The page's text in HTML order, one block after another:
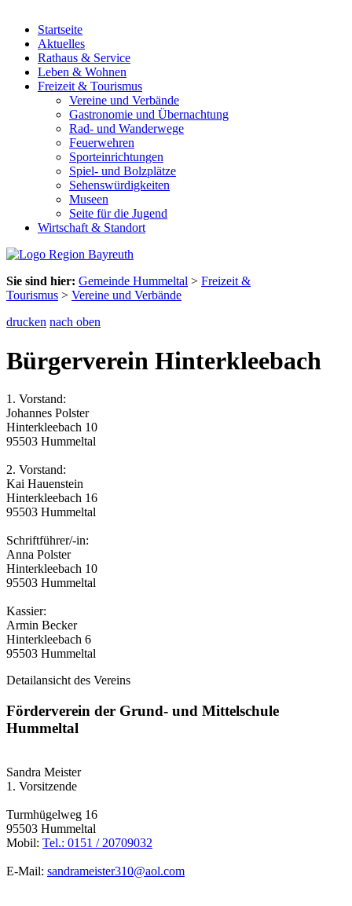
Startseite
Aktuelles
Rathaus & Service
Leben & Wohnen
Freizeit & Tourismus
Vereine und Verbände
Gastronomie und Übernachtung
Rad- und Wanderwege
Feuerwehren
Sporteinrichtungen
Spiel- und Bolzplätze
Sehenswürdigkeiten
Museen
Seite für die Jugend
Wirtschaft & Standort
Sie sind hier: Gemeinde Hummeltal > Freizeit &
Tourismus > Vereine und Verbände
drucken nach oben
Bürgerverein Hinterkleebach
1. Vorstand:
Johannes Polster
Hinterkleebach 10
95503 Hummeltal
2. Vorstand:
Kai Hauenstein
Hinterkleebach 16
95503 Hummeltal
Schriftführer/-in:
Anna Polster
Hinterkleebach 10
95503 Hummeltal
Kassier:
Armin Becker
Hinterkleebach 6
95503 Hummeltal
Detailansicht des Vereins
Förderverein der Grund- und Mittelschule
Hummeltal
Sandra Meister
1. Vorsitzende
Turmhügelweg 16
95503 Hummeltal
Mobil: Tel.: 0151 / 20709032
E-Mail: sandrameister310@aol.com